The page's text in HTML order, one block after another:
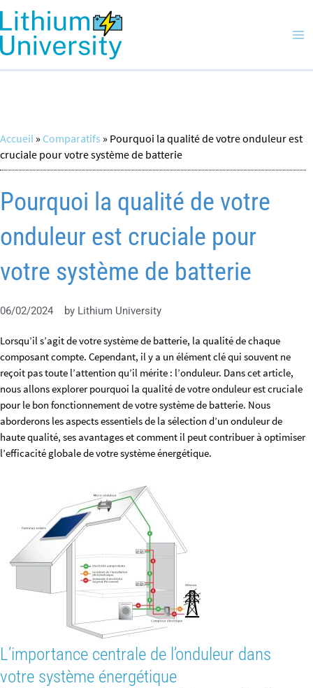
contenu
Accueil » Comparatifs » Pourquoi la qualité de votre onduleur est
cruciale pour votre système de batterie
Pourquoi la qualité de votre
onduleur est cruciale pour
votre système de batterie
06/02/2024 by Lithium University
Lorsqu’il s’agit de votre système de batterie, la qualité de chaque
composant compte. Cependant, il y a un élément clé qui souvent ne
reçoit pas toute l’attention qu’il mérite : l’onduleur. Dans cet article,
nous allons explorer pourquoi la qualité de votre onduleur est cruciale
pour le bon fonctionnement de votre système de batterie. Nous
aborderons les aspects essentiels de la sélection d’un onduleur de
haute qualité, ses avantages et comment il peut contribuer à optimiser
l’efficacité globale de votre système énergétique.
L’importance centrale de l’onduleur dans
votre système énergétique